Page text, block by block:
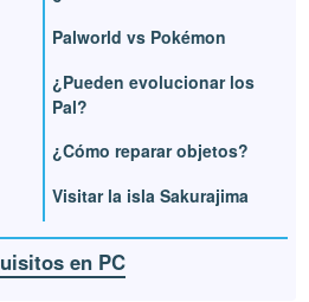
Palworld vs Pokémon
¿Pueden evolucionar los
Pal?
¿Cómo reparar objetos?
Visitar la isla Sakurajima
en PC